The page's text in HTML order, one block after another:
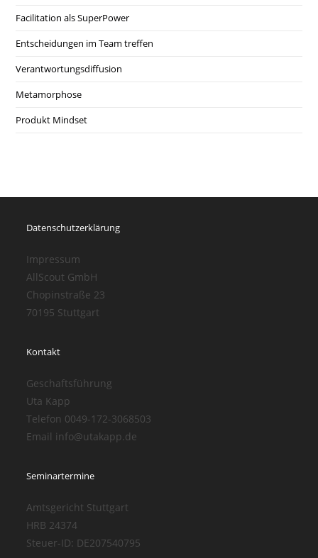
Facilitation als SuperPower
Entscheidungen im Team treffen
Verantwortungsdiffusion
Metamorphose
Produkt Mindset
Datenschutzerklärung
Impressum
AllScout GmbH
Chopinstraße 23
70195 Stuttgart
Kontakt
Geschaftsführung
Uta Kapp
Telefon 0049-172-3068503
Email info@utakapp.de
Seminartermine
Amtsgericht Stuttgart
HRB 24374
Steuer-ID: DE207540795